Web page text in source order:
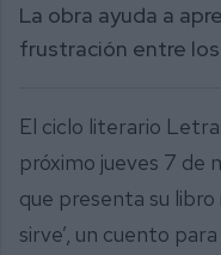
La obra ayuda a
frustración entre
El ciclo literario
próximo jueves 7 de
que presenta su
sirve’, un cuento